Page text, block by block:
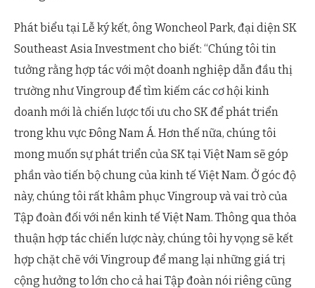
Phát biểu tại Lễ ký kết, ông Woncheol Park, đại diện SK
Southeast Asia Investment cho biết: “Chúng tôi tin
tưởng rằng hợp tác với một doanh nghiệp dẫn đầu thị
trường như Vingroup để tìm kiếm các cơ hội kinh
doanh mới là chiến lược tối ưu cho SK để phát triển
trong khu vực Đông Nam Á. Hơn thế nữa, chúng tôi
mong muốn sự phát triển của SK tại Việt Nam sẽ góp
phần vào tiến bộ chung của kinh tế Việt Nam. Ở góc độ
này, chúng tôi rất khâm phục Vingroup và vai trò của
Tập đoàn đối với nền kinh tế Việt Nam. Thông qua thỏa
thuận hợp tác chiến lược này, chúng tôi hy vọng sẽ kết
hợp chặt chẽ với Vingroup để mang lại những giá trị
cộng hưởng to lớn cho cả hai Tập đoàn nói riêng cũng